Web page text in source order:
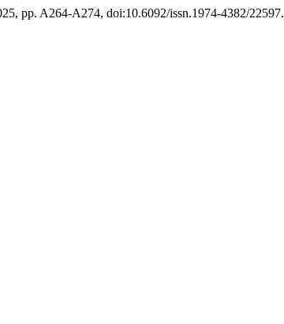
pp. A264-A274, doi:10.6092/issn.1974-4382/22597.